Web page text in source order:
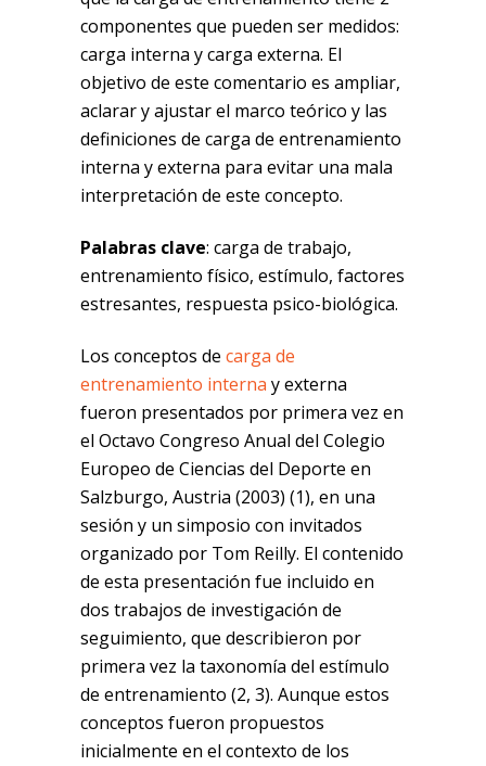
componentes que pueden ser medidos:
carga interna y carga externa. El
objetivo de este comentario es ampliar,
aclarar y ajustar el marco teórico y las
definiciones de carga de entrenamiento
interna y externa para evitar una mala
interpretación de este concepto.
Palabras clave: carga de trabajo,
entrenamiento físico, estímulo, factores
estresantes, respuesta psico-biológica.
Los conceptos de carga de
entrenamiento interna y externa
fueron presentados por primera vez en
el Octavo Congreso Anual del Colegio
Europeo de Ciencias del Deporte en
Salzburgo, Austria (2003) (1), en una
sesión y un simposio con invitados
organizado por Tom Reilly. El contenido
de esta presentación fue incluido en
dos trabajos de investigación de
seguimiento, que describieron por
primera vez la taxonomía del estímulo
de entrenamiento (2, 3). Aunque estos
conceptos fueron propuestos
inicialmente en el contexto de los